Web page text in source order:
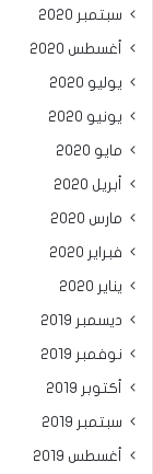
سبتمبر 2020
أغسطس 2020
يوليو 2020
يونيو 2020
مايو 2020
أبريل 2020
مارس 2020
فبراير 2020
يناير 2020
ديسمبر 2019
نوفمبر 2019
أكتوبر 2019
سبتمبر 2019
أغسطس 2019